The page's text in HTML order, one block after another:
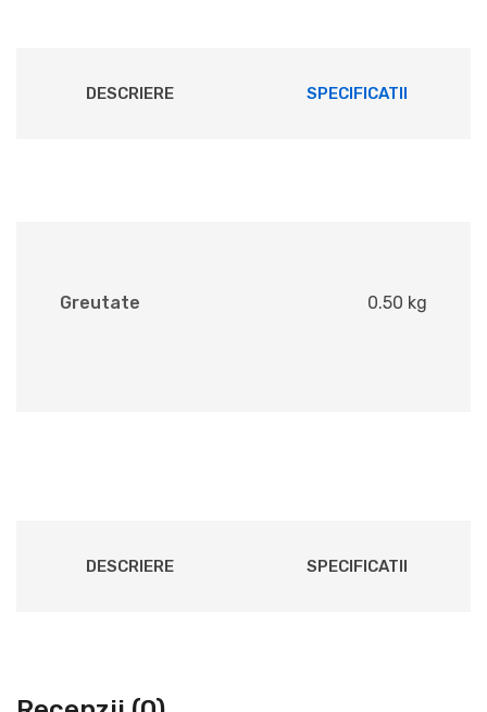
DESCRIERE SPECIFICATII
Greutate 0.50 kg
DESCRIERE SPECIFICATII